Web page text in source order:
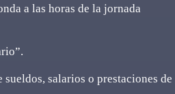
a las horas de la jornada
salarios o prestaciones de